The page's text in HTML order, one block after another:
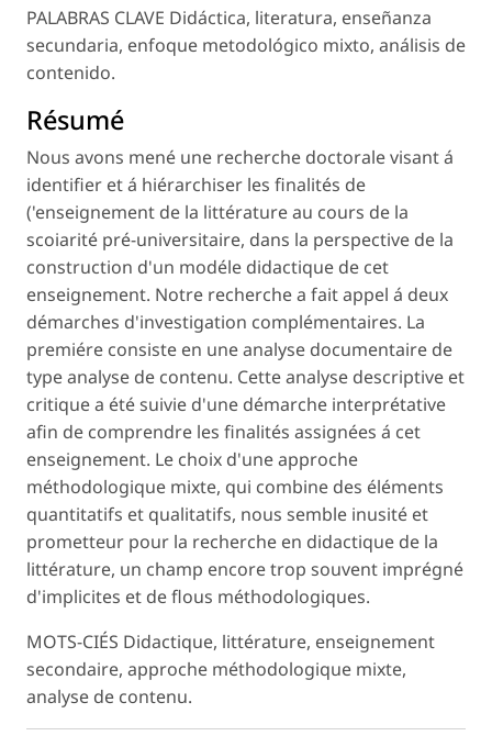
PALABRAS CLAVE Didáctica, literatura, enseñanza
secundaria, enfoque metodológico mixto, análisis de
contenido.
Résumé
Nous avons mené une recherche doctorale visant á
identifier et á hiérarchiser les finalités de
('enseignement de la littérature au cours de la
scoiarité pré-universitaire, dans la perspective de la
construction d'un modéle didactique de cet
enseignement. Notre recherche a fait appel á deux
démarches d'investigation complémentaires. La
premiére consiste en une analyse documentaire de
type analyse de contenu. Cette analyse descriptive et
critique a été suivie d'une démarche interprétative
afin de comprendre les finalités assignées á cet
enseignement. Le choix d'une approche
méthodologique mixte, qui combine des éléments
quantitatifs et qualitatifs, nous semble inusité et
prometteur pour la recherche en didactique de la
littérature, un champ encore trop souvent imprégné
d'implicites et de flous méthodologiques.
MOTS-CIÉS Didactique, littérature, enseignement
secondaire, approche méthodologique mixte,
analyse de contenu.